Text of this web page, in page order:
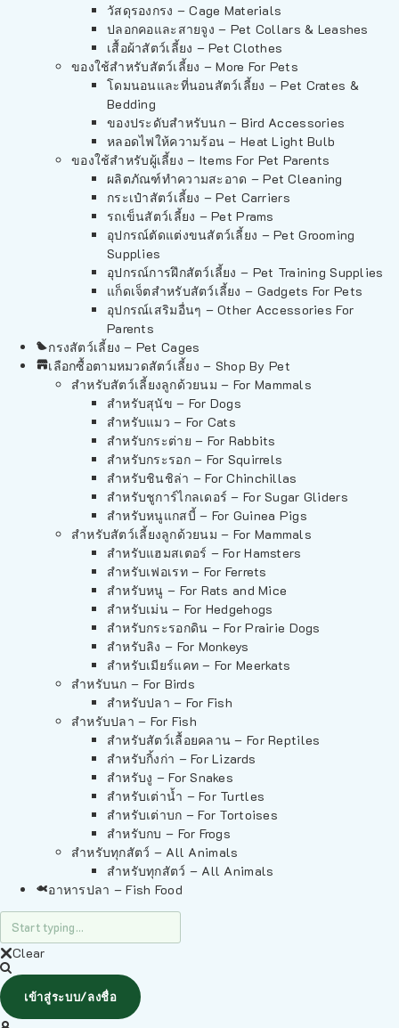
วัสดุรองกรง – Cage Materials
ปลอกคอและสายจูง – Pet Collars & Leashes
เสื้อผ้าสัตว์เลี้ยง – Pet Clothes
ของใช้สำหรับสัตว์เลี้ยง – More For Pets
โดมนอนและที่นอนสัตว์เลี้ยง – Pet Crates &
Bedding
ของประดับสำหรับนก – Bird Accessories
หลอดไฟให้ความร้อน – Heat Light Bulb
ของใช้สำหรับผู้เลี้ยง – Items For Pet Parents
ผลิตภัณฑ์ทำความสะอาด – Pet Cleaning
กระเป๋าสัตว์เลี้ยง – Pet Carriers
รถเข็นสัตว์เลี้ยง – Pet Prams
อุปกรณ์ตัดแต่งขนสัตว์เลี้ยง – Pet Grooming
Supplies
อุปกรณ์การฝึกสัตว์เลี้ยง – Pet Training Supplies
แก็ดเจ็ตสำหรับสัตว์เลี้ยง – Gadgets For Pets
อุปกรณ์เสริมอื่นๆ – Other Accessories For
Parents
กรงสัตว์เลี้ยง – Pet Cages
เลือกซื้อตามหมวดสัตว์เลี้ยง – Shop By Pet
สำหรับสัตว์เลี้ยงลูกด้วยนม – For Mammals
สำหรับสุนัข – For Dogs
สำหรับแมว – For Cats
สำหรับกระต่าย – For Rabbits
สำหรับกระรอก – For Squirrels
สำหรับชินชิล่า – For Chinchillas
สำหรับชูการ์ไกลเดอร์ – For Sugar Gliders
สำหรับหนูแกสบี้ – For Guinea Pigs
สำหรับสัตว์เลี้ยงลูกด้วยนม – For Mammals
สำหรับแฮมสเตอร์ – For Hamsters
สำหรับเฟอเรท – For Ferrets
สำหรับหนู – For Rats and Mice
สำหรับเม่น – For Hedgehogs
สำหรับกระรอกดิน – For Prairie Dogs
สำหรับลิง – For Monkeys
สำหรับเมียร์แคท – For Meerkats
สำหรับนก – For Birds
สำหรับปลา – For Fish
สำหรับปลา – For Fish
สำหรับสัตว์เลื้อยคลาน – For Reptiles
สำหรับกิ้งก่า – For Lizards
สำหรับงู – For Snakes
สำหรับเต่าน้ำ – For Turtles
สำหรับเต่าบก – For Tortoises
สำหรับกบ – For Frogs
สำหรับทุกสัตว์ – All Animals
สำหรับทุกสัตว์ – All Animals
อาหารปลา – Fish Food
Clear
เข้าสู่ระบบ/ลงชื่อ